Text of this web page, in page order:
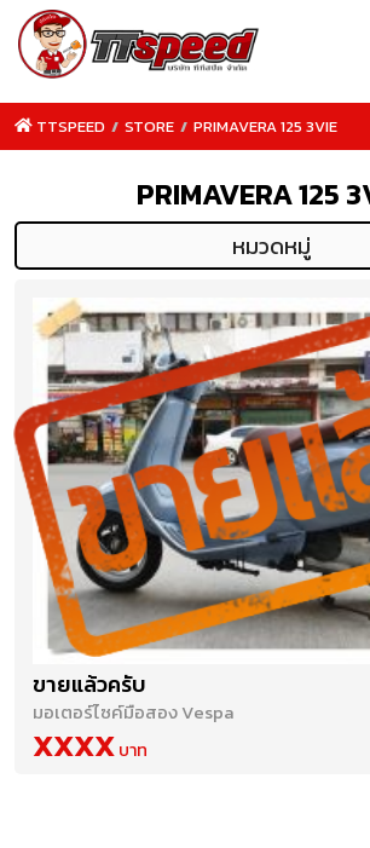
TTSPEED.COM
TTSPEED / STORE / PRIMAVERA 125 3VIE
PRIMAVERA 125
หมวดหมู่
ขายแล้วครับ
มอเตอร์ไซค์มือสอง Vespa
XXXX